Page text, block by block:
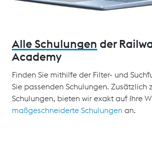
Alle Schulungen der
Academy
Finden Sie mithilfe der Filter- und
Sie passenden Schulungen. Zusätzlich
Schulungen, bieten wir exakt auf Ihre
maßgeschneiderte Schulungen an.